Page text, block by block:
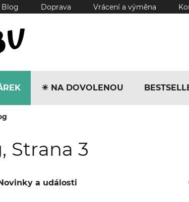
Blog Doprava Vrácení a výměna
☀︎ NA DOVOLENOU
, Strana 3
a události